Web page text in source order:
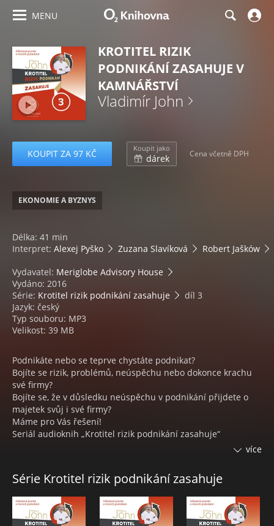
MENU
KROTITEL RIZIK
PODNIKÁNÍ ZASAHUJE V
KAMNÁŘSTVÍ
Vladimír John
KOUPIT ZA 97 KČ Koupit jako
dárek Cena včetně DPH
EKONOMIE A BYZNYS
Délka: 41 min
Interpret: Alexej Pyško Zuzana Slavíková
Robert Jašków
Vydavatel: Meriglobe Advisory House
Vydáno: 2016
Série: Krotitel rizik podnikání zasahuje
díl 3
Jazyk: český
Typ souboru: MP3
Velikost: 39 MB
Podnikáte nebo se teprve chystáte podnikat?
Bojíte se rizik, problémů, neúspěchu nebo dokonce krachu
své firmy?
Bojíte se, že v důsledku neúspěchu v podnikání přijdete o
majetek svůj i své firmy?
Máme pro Vás řešení!
Seriál audioknih „Krotitel rizik podnikání zasahuje“
představuje příběhy ze života podnikatelů, které se skutečně
příběhů vás nejen pobaví, ale velmi záživnou formou vám
přinese i poučení, jak se dají jednotlivé situace efektivně
řešit. Spojení zajímavých příběhů s hlasy známých českých
herců podtrhuje atraktivitu celého projektu.
více
Série Krotitel rizik podnikání zasahuje